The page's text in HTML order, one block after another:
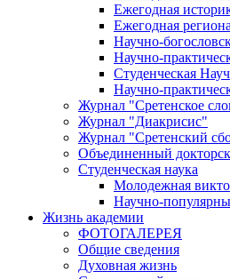
Ежегодная
Ежегодная
Научно-
Научно-
Студенческая
Научно-
Журнал "Сретенское
Журнал "Диакрисис"
Журнал "Сретенский
Объединенный
Студенческая наука
Молодежная
Научно-
Жизнь академии
ФОТОГАЛЕРЕЯ
Общие сведения
Духовная жизнь